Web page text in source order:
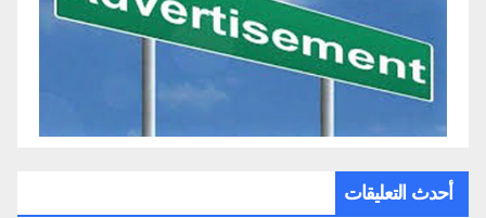
أحدث التعليقات